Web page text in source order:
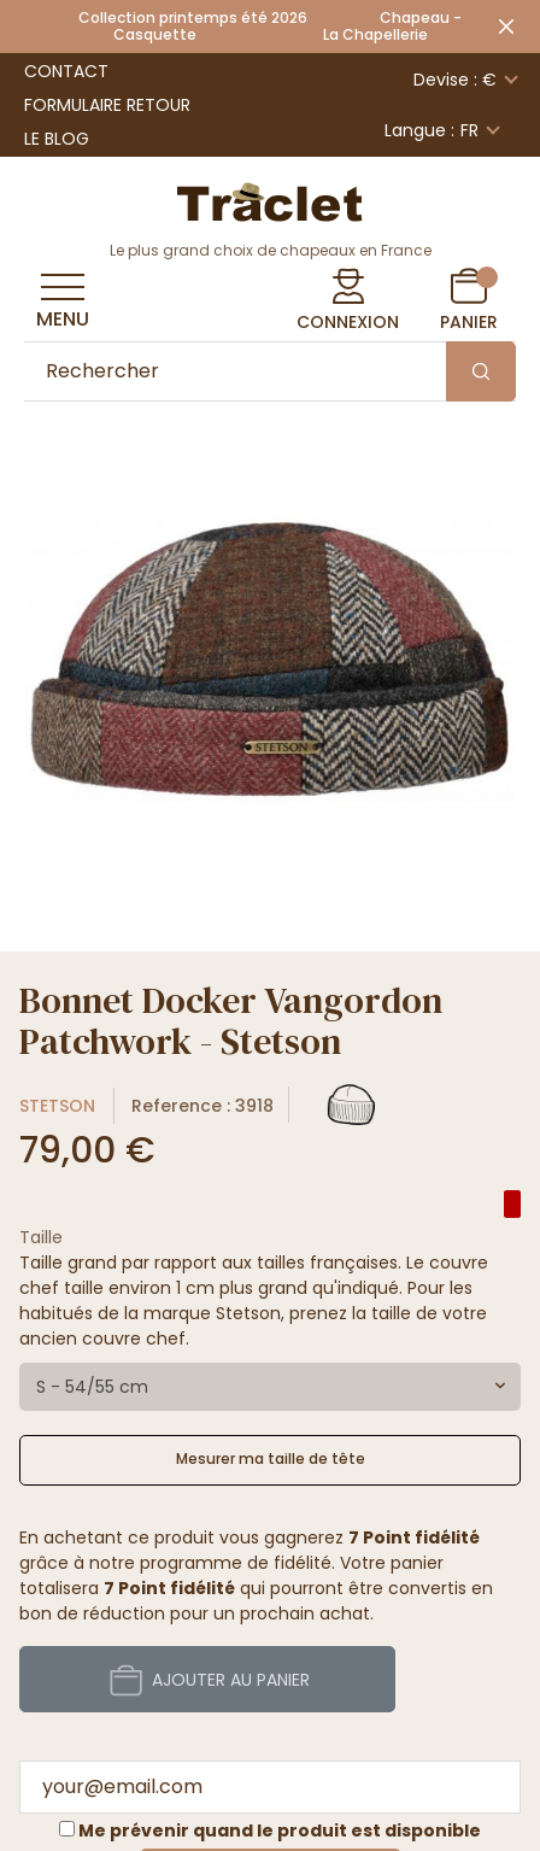
Collection printemps été 2026 Chapeau -
Casquette La Chapellerie
CONTACT
FORMULAIRE RETOUR
LE BLOG
Devise : €
Langue : FR
Le plus grand choix de chapeaux en France
CONNEXION PANIER
MENU
Bonnet Docker Vangordon
Patchwork - Stetson
STETSON Reference : 3918
79,00 €
Taille
Taille grand par rapport aux tailles françaises. Le couvre
chef taille environ 1 cm plus grand qu'indiqué. Pour les
habitués de la marque Stetson, prenez la taille de votre
ancien couvre chef.
S - 54/55 cm
Mesurer ma taille de tête
En achetant ce produit vous gagnerez 7 Point fidélité
grâce à notre programme de fidélité. Votre panier
totalisera 7 Point fidélité qui pourront être convertis en
bon de réduction pour un prochain achat.
AJOUTER AU PANIER
Me prévenir quand le produit est disponible